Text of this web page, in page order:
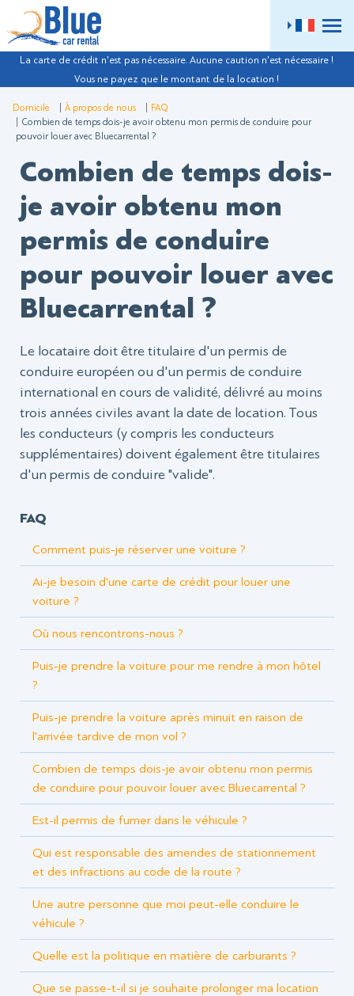
La carte de crédit n'est pas nécessaire. Aucune caution n'est nécessaire !
Vous ne payez que le montant de la location !
Domicile À propos de nous
FAQ
Combien de temps dois-je avoir obtenu mon permis de conduire pour
pouvoir louer avec Bluecarrental ?
Combien de temps dois-
je avoir obtenu mon
permis de conduire
pour pouvoir louer avec
Bluecarrental ?
Le locataire doit être titulaire d'un permis de
conduire européen ou d'un permis de conduire
international en cours de validité, délivré au moins
trois années civiles avant la date de location. Tous
les conducteurs (y compris les conducteurs
supplémentaires) doivent également être titulaires
d'un permis de conduire "valide".
FAQ
Comment puis-je réserver une voiture ?
Ai-je besoin d'une carte de crédit pour louer une
voiture ?
Où nous rencontrons-nous ?
Puis-je prendre la voiture pour me rendre à mon hôtel
?
Puis-je prendre la voiture après minuit en raison de
l'arrivée tardive de mon vol ?
Combien de temps dois-je avoir obtenu mon permis
de conduire pour pouvoir louer avec Bluecarrental ?
Est-il permis de fumer dans le véhicule ?
Qui est responsable des amendes de stationnement
et des infractions au code de la route ?
Une autre personne que moi peut-elle conduire le
véhicule ?
Quelle est la politique en matière de carburants ?
Que se passe-t-il si je souhaite prolonger ma location